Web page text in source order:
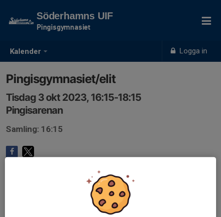
Kalender Logga in
Söderhamns UIF
Pingisgymnasiet
Pingisgymnasiet/elit
Tisdag 3 okt 2023, 16:15-18:15
Pingisarenan
Samling: 16:15